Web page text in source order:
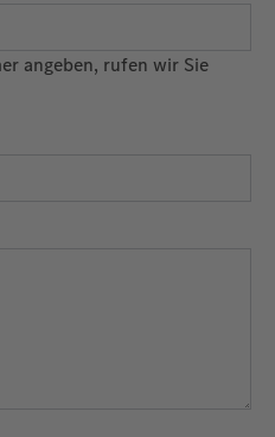
angeben, rufen wir Sie